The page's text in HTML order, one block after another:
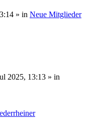
» in Neue Mitglieder
2025, 13:13 » in